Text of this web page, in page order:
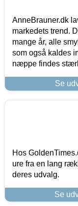
AnneBrauner.dk
markedets trend.
mange år, alle
som også kaldes
næppe findes
Se
Hos
ure fra en lang
deres udvalg.
Se